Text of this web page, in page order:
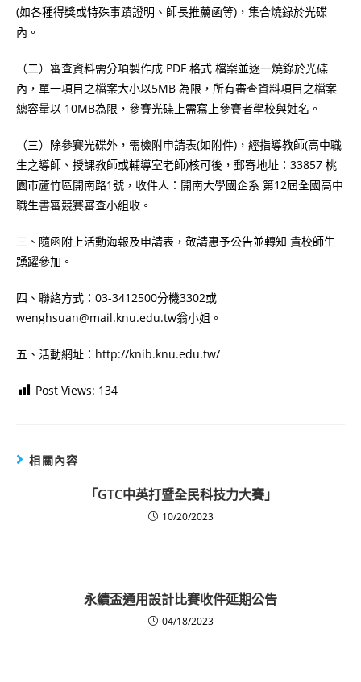
(如各種得獎或特殊事蹟證明、師長推薦函等)，集合燒錄於光碟
內。
（二）審查資料需分項製作成 PDF 格式 檔案並逐一燒錄於光碟
內，單一項目之檔案大小以5MB 為限，所有審查資料項目之檔案
總容量以 10MB為限，參賽光碟上需寫上參賽者學校與姓名。
（三）除參賽光碟外，需檢附申請表(如附件)，經指導教師(高中職
生之導師、授課教師或輔導室老師)核可後，郵寄地址：33857 桃
園市蘆竹區開南路1號，收件人：開南大學國企系 第12屆全國高中
職生書審競賽審查小組收。
三、隨函附上活動海報及申請表，敬請惠予公告並轉知 貴校師生
踴躍參加。
四、聯絡方式：03-3412500分機3302或
wenghsuan@mail.knu.edu.tw翁小姐。
五、活動網址：http://knib.knu.edu.tw/
Post Views: 134
相關內容
「GTC中英打暨全民科技力大賽」
10/20/2023
永續盃通用設計比賽收件延期公告
04/18/2023